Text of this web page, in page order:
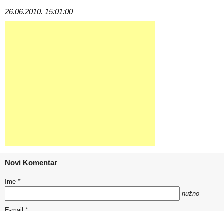
26.06.2010. 15:01:00
Novi Komentar
Ime *
nužno